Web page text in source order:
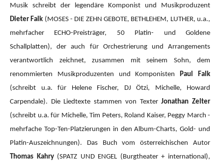
Musik schreibt der legendäre Komponist und Musikproduzent
Dieter Falk (MOSES - DIE ZEHN GEBOTE, BETHLEHEM, LUTHER, u.a.,
mehrfacher ECHO-Preisträger, 50 Platin- und Goldene
Schallplatten), der auch für Orchestrierung und Arrangements
verantwortlich zeichnet, zusammen mit seinem Sohn, dem
renommierten Musikproduzenten und KomponistenPaul Falk
(schreibt u.a. für Helene Fischer, DJ Ötzi, Michelle, Howard
Carpendale). Die Liedtexte stammen von TexterJonathan Zelter
(schreibt u.a. für Michelle, Tim Peters, Roland Kaiser, Peggy March -
mehrfache Top-Ten-Platzierungen in den Album-Charts, Gold- und
Platin-Auszeichnungen). Das Buch vom österreichischen Autor
Thomas Kahry(SPATZ UND ENGEL (Burgtheater + international),